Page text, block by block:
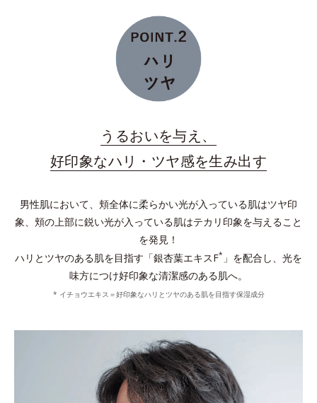
うるおいを与え、
好印象なハリ・ツヤ感を生み出す
男性肌において、頬全体に柔らかい光が入っている肌はツヤ印
象、頬の上部に鋭い光が入っている肌はテカリ印象を与えること
を発見！
ハリとツヤのある肌を目指す「銀杏葉エキスF* 」を配合し、光を
味方につけ好印象な清潔感のある肌へ。
* イチョウエキス＝好印象なハリとツヤのある肌を目指す保湿成分